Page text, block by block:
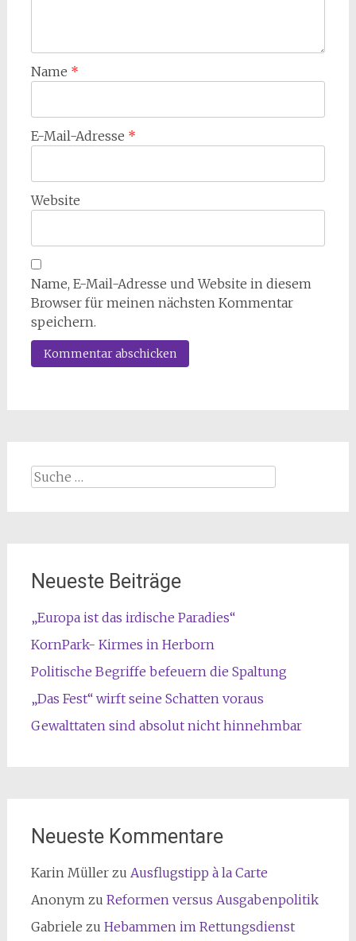
Name *
E-Mail-Adresse *
Website
Name, E-Mail-Adresse und Website in diesem
Browser für meinen nächsten Kommentar
speichern.
Suche
Neueste Beiträge
„Europa ist das irdische Paradies“
KornPark- Kirmes in Herborn
Politische Begriffe befeuern die Spaltung
„Das Fest“ wirft seine Schatten voraus
Gewalttaten sind absolut nicht hinnehmbar
Neueste Kommentare
Karin Müllerzu Ausflugstipp à la Carte
Anonymzu Reformen versus Ausgabenpolitik
Gabriele zu Hebammen im Rettungsdienst